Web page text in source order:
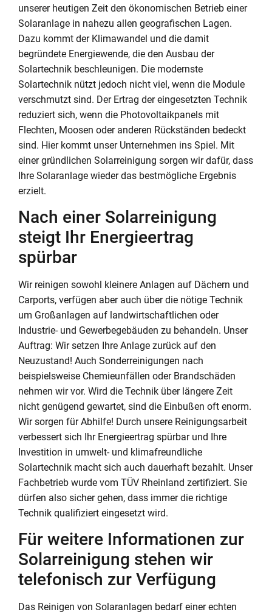
unserer heutigen Zeit den ökonomischen Betrieb einer
Solaranlage in nahezu allen geografischen Lagen.
Dazu kommt der Klimawandel und die damit
begründete Energiewende, die den Ausbau der
Solartechnik beschleunigen. Die modernste
Solartechnik nützt jedoch nicht viel, wenn die Module
verschmutzt sind. Der Ertrag der eingesetzten Technik
reduziert sich, wenn die Photovoltaikpanels mit
Flechten, Moosen oder anderen Rückständen bedeckt
sind. Hier kommt unser Unternehmen ins Spiel. Mit
einer gründlichen Solarreinigung sorgen wir dafür, dass
Ihre Solaranlage wieder das bestmögliche Ergebnis
erzielt.
Nach einer Solarreinigung
steigt Ihr Energieertrag
spürbar
Wir reinigen sowohl kleinere Anlagen auf Dächern und
Carports, verfügen aber auch über die nötige Technik
um Großanlagen auf landwirtschaftlichen oder
Industrie- und Gewerbegebäuden zu behandeln. Unser
Auftrag: Wir setzen Ihre Anlage zurück auf den
Neuzustand! Auch Sonderreinigungen nach
beispielsweise Chemieunfällen oder Brandschäden
nehmen wir vor. Wird die Technik über längere Zeit
nicht genügend gewartet, sind die Einbußen oft enorm.
Wir sorgen für Abhilfe! Durch unsere Reinigungsarbeit
verbessert sich Ihr Energieertrag spürbar und Ihre
Investition in umwelt- und klimafreundliche
Solartechnik macht sich auch dauerhaft bezahlt. Unser
Fachbetrieb wurde vom TÜV Rheinland zertifiziert. Sie
dürfen also sicher gehen, dass immer die richtige
Technik qualifiziert eingesetzt wird.
Für weitere Informationen zur
Solarreinigung stehen wir
telefonisch zur Verfügung
Das Reinigen von Solaranlagen bedarf einer echten